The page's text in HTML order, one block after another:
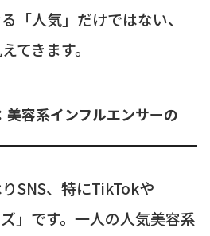
「人気」だけではない、
てきます。
美容系インフルエンサーの
SNS、特にTikTokや
」です。一人の人気美容系